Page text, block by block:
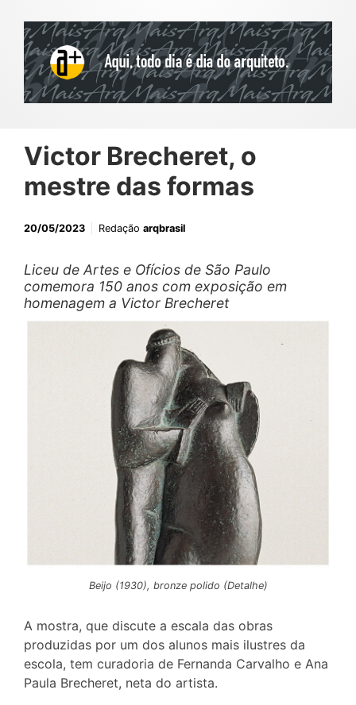
Victor Brecheret, o
mestre das formas
20/05/2023 Redação arqbrasil
Liceu de Artes e Ofícios de São Paulo
comemora 150 anos com exposição em
homenagem a Victor Brecheret
Beijo (1930), bronze polido (Detalhe)
A mostra, que discute a escala das obras
produzidas por um dos alunos mais ilustres da
escola, tem curadoria de Fernanda Carvalho e Ana
Paula Brecheret, neta do artista.